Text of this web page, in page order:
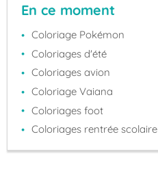
En ce moment
Coloriage Pokémon
Coloriages d'été
Coloriages avion
Coloriage Vaiana
Coloriages foot
Coloriages rentrée scolaire